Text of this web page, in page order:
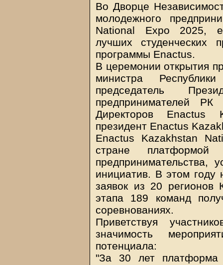
Во Дворце
молодежного
National Expo 2025,
лучших студенческих
программы Enactus.
В церемонии открытия
министра
председатель
предпринимателей РК
Директоров Enactus
президент Enactus
Enactus Kazakhstan
стране платформой
предпринимательства,
инициатив. В этом году
заявок из 20 регионов
этапа 189 команд
соревнованиях.
Приветствуя
значимость
потенциала:
"За 30 лет платформа